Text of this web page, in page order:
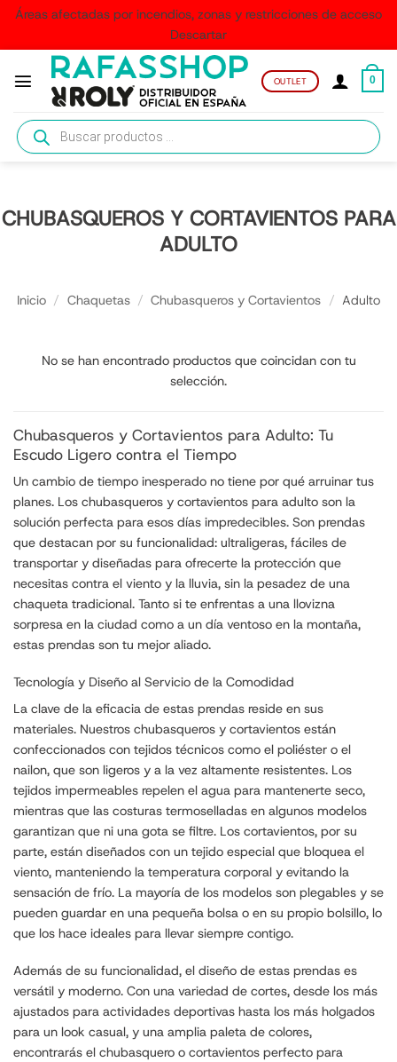
Áreas afectadas por incendios, zonas y restricciones de acceso
Descartar
contenido
OUTLET 0
Búsqueda
de
productos
CHUBASQUEROS Y CORTAVIENTOS PARA
ADULTO
Inicio / Chaquetas / Chubasqueros y Cortavientos / Adulto
No se han encontrado productos que coincidan con tu
selección.
Chubasqueros y Cortavientos para Adulto: Tu
Escudo Ligero contra el Tiempo
Un cambio de tiempo inesperado no tiene por qué arruinar tus
planes. Los chubasqueros y cortavientos para adulto son la
solución perfecta para esos días impredecibles. Son prendas
que destacan por su funcionalidad: ultraligeras, fáciles de
transportar y diseñadas para ofrecerte la protección que
necesitas contra el viento y la lluvia, sin la pesadez de una
chaqueta tradicional. Tanto si te enfrentas a una llovizna
sorpresa en la ciudad como a un día ventoso en la montaña,
estas prendas son tu mejor aliado.
Tecnología y Diseño al Servicio de la Comodidad
La clave de la eficacia de estas prendas reside en sus
materiales. Nuestros chubasqueros y cortavientos están
confeccionados con tejidos técnicos como el poliéster o el
nailon, que son ligeros y a la vez altamente resistentes. Los
tejidos impermeables repelen el agua para mantenerte seco,
mientras que las costuras termoselladas en algunos modelos
garantizan que ni una gota se filtre. Los cortavientos, por su
parte, están diseñados con un tejido especial que bloquea el
viento, manteniendo la temperatura corporal y evitando la
sensación de frío. La mayoría de los modelos son plegables y se
pueden guardar en una pequeña bolsa o en su propio bolsillo, lo
que los hace ideales para llevar siempre contigo.
Además de su funcionalidad, el diseño de estas prendas es
versátil y moderno. Con una variedad de cortes, desde los más
ajustados para actividades deportivas hasta los más holgados
para un look casual, y una amplia paleta de colores,
encontrarás el chubasquero o cortavientos perfecto para